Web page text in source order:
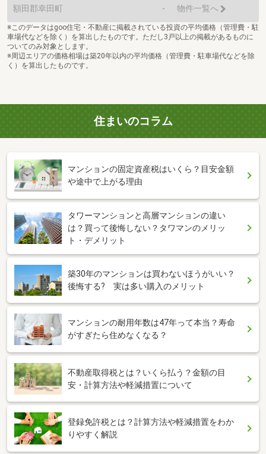
額田郡幸田町 - 物件一覧へ
※このデータはgoo住宅・不動産に掲載されている投資の平均価格（管理費・駐
車場代などを除く）を算出したものです。ただし3戸以上の掲載があるものに
ついてのみ対象とします。
※周辺エリアの価格相場は築20年以内の平均価格（管理費・駐車場代などを除
く）を算出したものです。
住まいのコラム
マンションの固定資産税はいくら？目安金額
や途中で上がる理由
タワーマンションと高層マンションの違い
は？買って後悔しない？タワマンのメリッ
ト・デメリット
築30年のマンションは買わないほうがいい？
後悔する? 実は多い購入のメリット
マンションの耐用年数は47年って本当？寿命
がすぎたら住めなくなる？
不動産取得税とは？いくら払う？金額の目
安・計算方法や軽減措置について
登録免許税とは？計算方法や軽減措置をわか
りやすく解説